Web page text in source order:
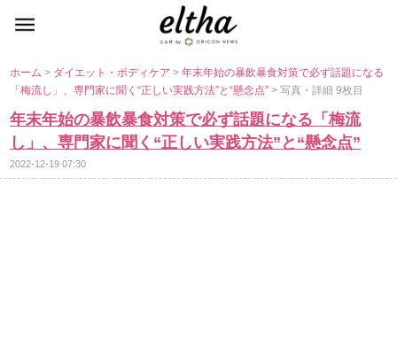
ホーム> ダイエット・ボディケア>年末年始の暴飲暴食対策で必ず話題になる
「梅流し」、専門家に聞く“正しい実践方法”と“懸念点”> 写真・詳細 9枚目
年末年始の暴飲暴食対策で必ず話題になる「梅流
し」、専門家に聞く“正しい実践方法”と“懸念点”
2022-12-19 07:30